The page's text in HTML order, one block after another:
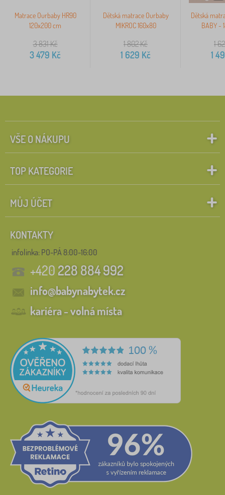
Matrace Ourbaby HR90
120x200 cm
3 831Kč
3 479 Kč
Dětská matrace Ourbaby
MIKROC 160x80
1 802Kč
1 629 Kč
Dětská
BABY -
1
1
VŠE O NÁKUPU
TOP KATEGORIE
MŮJ ÚČET
KONTAKTY
infolinka: PO-PÁ 8:00-16:00
+420228 884 992
info@babynabytek.cz
kariéra - volná místa